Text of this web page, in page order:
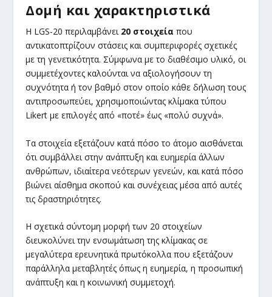
Δομή και χαρακτηριστικά
Η LGS-20 περιλαμβάνει 20 στοιχεία που
αντικατοπτρίζουν στάσεις και συμπεριφορές σχετικές
με τη γενετικότητα. Σύμφωνα με το διαθέσιμο υλικό, οι
συμμετέχοντες καλούνται να αξιολογήσουν τη
συχνότητα ή τον βαθμό στον οποίο κάθε δήλωση τους
αντιπροσωπεύει, χρησιμοποιώντας κλίμακα τύπου
Likert με επιλογές από «ποτέ» έως «πολύ συχνά».
Τα στοιχεία εξετάζουν κατά πόσο το άτομο αισθάνεται
ότι συμβάλλει στην ανάπτυξη και ευημερία άλλων
ανθρώπων, ιδιαίτερα νεότερων γενεών, και κατά πόσο
βιώνει αίσθημα σκοπού και συνέχειας μέσα από αυτές
τις δραστηριότητες.
Η σχετικά σύντομη μορφή των 20 στοιχείων
διευκολύνει την ενσωμάτωση της κλίμακας σε
μεγαλύτερα ερευνητικά πρωτόκολλα που εξετάζουν
παράλληλα μεταβλητές όπως η ευημερία, η προσωπική
ανάπτυξη και η κοινωνική συμμετοχή.